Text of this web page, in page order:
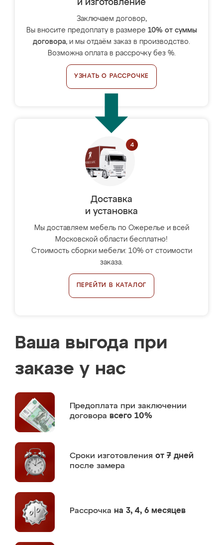
и изготовление
Заключаем договор,
Вы вносите предоплату в размере 10% от суммы
договора, и мы отдаём заказ в производство.
Возможна оплата в рассрочку без %.
УЗНАТЬ О РАССРОЧКЕ
Доставка
и установка
Мы доставляем мебель по Ожерелье и всей
Московской области бесплатно!
Стоимость сборки мебели: 10% от стоимости
заказа.
ПЕРЕЙТИ В КАТАЛОГ
Ваша выгода при
заказе у нас
Предоплата при заключении
договора всего 10%
Сроки изготовления от 7 дней
после замера
Рассрочка на 3, 4, 6 месяцев